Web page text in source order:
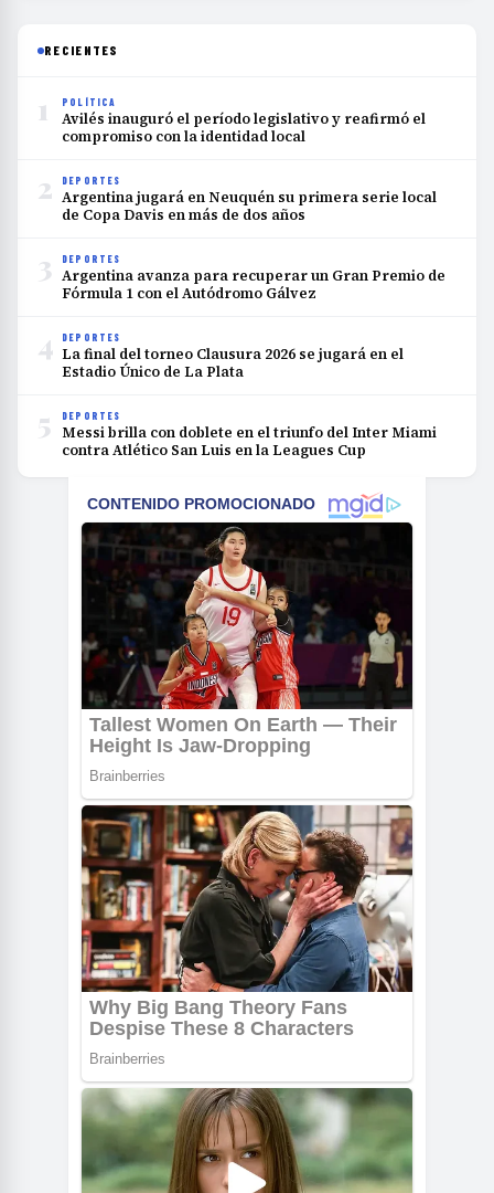
RECIENTES
1 POLÍTICA
Avilés inauguró el período legislativo y reafirmó el
compromiso con la identidad local
2 DEPORTES
Argentina jugará en Neuquén su primera serie local
de Copa Davis en más de dos años
3 DEPORTES
Argentina avanza para recuperar un Gran Premio de
Fórmula 1 con el Autódromo Gálvez
4 DEPORTES
La final del torneo Clausura 2026 se jugará en el
Estadio Único de La Plata
5 DEPORTES
Messi brilla con doblete en el triunfo del Inter Miami
contra Atlético San Luis en la Leagues Cup